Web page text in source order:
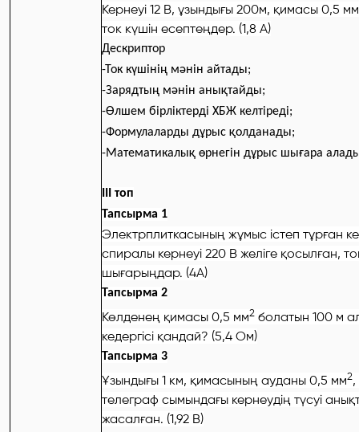
Кернеуі 12 В, ұзындығы 200м, қимасы 0,5 мм
ток күшін есептеңдер. (1,8 А)
Дескриптор
-Ток күшінің мәнін айтады;
-Зарядтың мәнін анықтайды;
-Өлшем бірліктерді ХБЖ келтіреді;
-Формулаларды дұрыс қолданады;
-Математикалық өрнегін дұрыс шығара
ІІІ топ
Тапсырма 1
Электрплиткасының жұмыс істеп тұрған
спиралы кернеуі 220 В желіге қосылған,
шығарыңдар. (4А)
Тапсырма 2
Көлденең қимасы 0,5 мм2 болатын 100 м
кедергісі қандай? (5,4 Ом)
Тапсырма 3
Ұзындығы 1 км, қимасының ауданы 0,5 мм2
телеграф сымындағы кернеудің түсуі
жасалған. (1,92 В)